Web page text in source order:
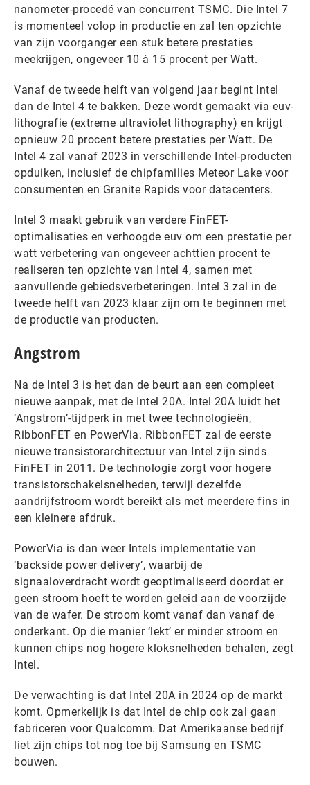
nanometer-procedé van concurrent TSMC. Die Intel 7
is momenteel volop in productie en zal ten opzichte
van zijn voorganger een stuk betere prestaties
meekrijgen, ongeveer 10 à 15 procent per Watt.
Vanaf de tweede helft van volgend jaar begint Intel
dan de Intel 4 te bakken. Deze wordt gemaakt via euv-
lithografie (extreme ultraviolet lithography) en krijgt
opnieuw 20 procent betere prestaties per Watt. De
Intel 4 zal vanaf 2023 in verschillende Intel-producten
opduiken, inclusief de chipfamilies Meteor Lake voor
consumenten en Granite Rapids voor datacenters.
Intel 3 maakt gebruik van verdere FinFET-
optimalisaties en verhoogde euv om een prestatie per
watt verbetering van ongeveer achttien procent te
realiseren ten opzichte van Intel 4, samen met
aanvullende gebiedsverbeteringen. Intel 3 zal in de
tweede helft van 2023 klaar zijn om te beginnen met
de productie van producten.
Angstrom
Na de Intel 3 is het dan de beurt aan een compleet
nieuwe aanpak, met de Intel 20A. Intel 20A luidt het
‘Angstrom’-tijdperk in met twee technologieën,
RibbonFET en PowerVia. RibbonFET zal de eerste
nieuwe transistorarchitectuur van Intel zijn sinds
FinFET in 2011. De technologie zorgt voor hogere
transistorschakelsnelheden, terwijl dezelfde
aandrijfstroom wordt bereikt als met meerdere fins in
een kleinere afdruk.
PowerVia is dan weer Intels implementatie van
‘backside power delivery’, waarbij de
signaaloverdracht wordt geoptimaliseerd doordat er
geen stroom hoeft te worden geleid aan de voorzijde
van de wafer. De stroom komt vanaf dan vanaf de
onderkant. Op die manier ‘lekt’ er minder stroom en
kunnen chips nog hogere kloksnelheden behalen, zegt
Intel.
De verwachting is dat Intel 20A in 2024 op de markt
komt. Opmerkelijk is dat Intel de chip ook zal gaan
fabriceren voor Qualcomm. Dat Amerikaanse bedrijf
liet zijn chips tot nog toe bij Samsung en TSMC
bouwen.